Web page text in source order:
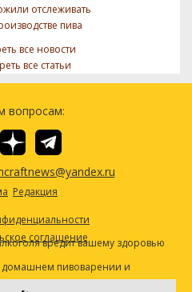
отслеживать
пива
все новости
все статьи
вопросам:
Редакция
соглашение
вредит вашему здоровью
пивоварении и